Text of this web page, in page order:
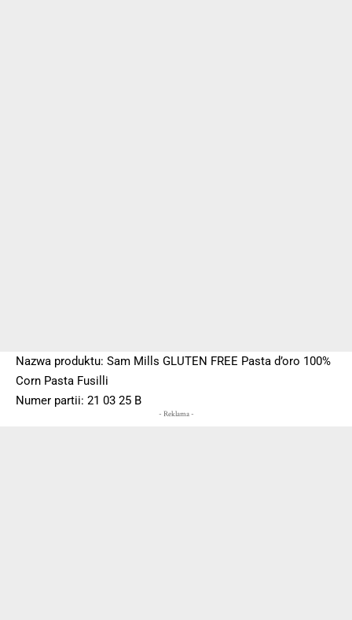
Nazwa produktu: Sam Mills GLUTEN FREE Pasta d’oro 100%
Corn Pasta Fusilli
Numer partii: 21 03 25 B
- Reklama -